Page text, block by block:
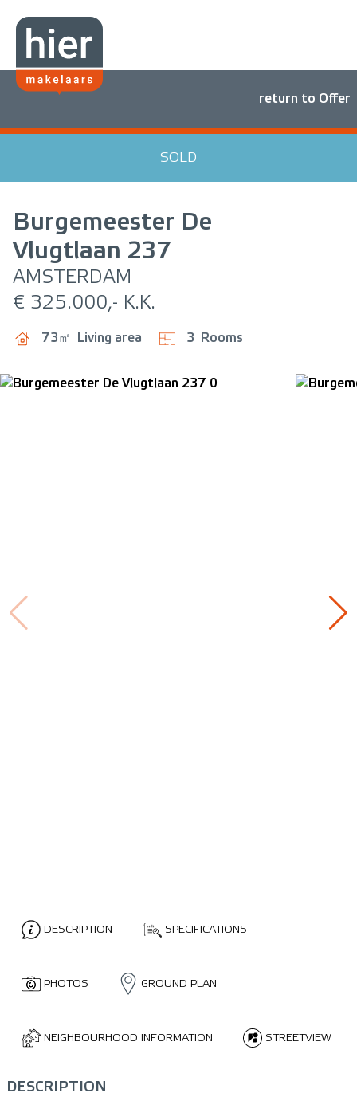
return to Offer
SOLD
Burgemeester De
Vlugtlaan 237
AMSTERDAM
€ 325.000,- K.K.
73㎡ Living area 3 Rooms
DESCRIPTION SPECIFICATIONS
PHOTOS GROUND PLAN
NEIGHBOURHOOD INFORMATION STREETVIEW
DESCRIPTION